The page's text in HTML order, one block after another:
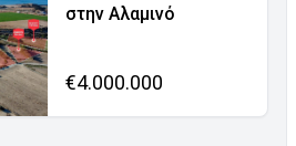
στην Αλαμινό
€4.000.000